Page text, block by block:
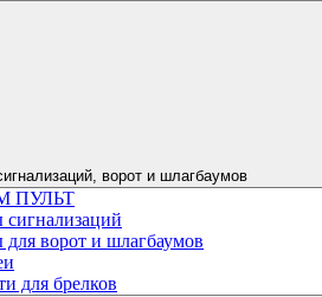
ворот и шлагбаумов
ПУЛЬТ
сигнализаций
для ворот и шлагбаумов
для брелков